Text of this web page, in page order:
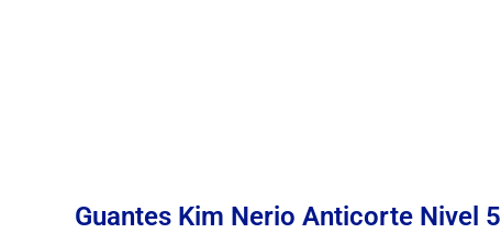
Guantes Kim Nerio Anticorte Nivel 5